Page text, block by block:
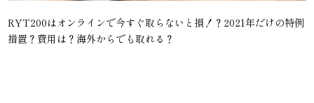
RYT200はオンラインで今すぐ取らないと損！？2021年だけの特例
措置？費用は？海外からでも取れる？